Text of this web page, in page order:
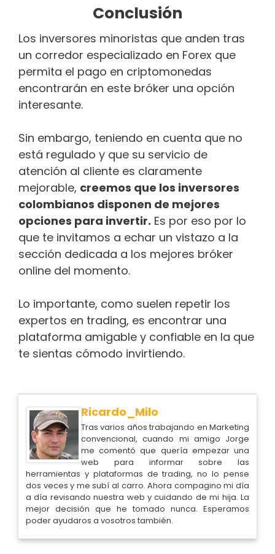
Conclusión
Los inversores minoristas que anden tras
un corredor especializado en Forex que
permita el pago en criptomonedas
encontrarán en este bróker una opción
interesante.
Sin embargo, teniendo en cuenta que no
está regulado y que su servicio de
atención al cliente es claramente
mejorable, creemos que los inversores
colombianos disponen de mejores
opciones para invertir. Es por eso por lo
que te invitamos a echar un vistazo a la
sección dedicada a los mejores bróker
online del momento.
Lo importante, como suelen repetir los
expertos en trading, es encontrar una
plataforma amigable y confiable en la que
te sientas cómodo invirtiendo.
Ricardo_Milo
Tras varios años trabajando en Marketing
convencional, cuando mi amigo Jorge
me comentó que quería empezar una
web para informar sobre las
herramientas y plataformas de trading, no lo pense
dos veces y me subí al carro. Ahora compagino mi día
a día revisando nuestra web y cuidando de mi hija. La
mejor decisión que he tomado nunca. Esperamos
poder ayudaros a vosotros también.